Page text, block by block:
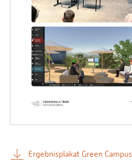
Ergebnisplakat Green Campus